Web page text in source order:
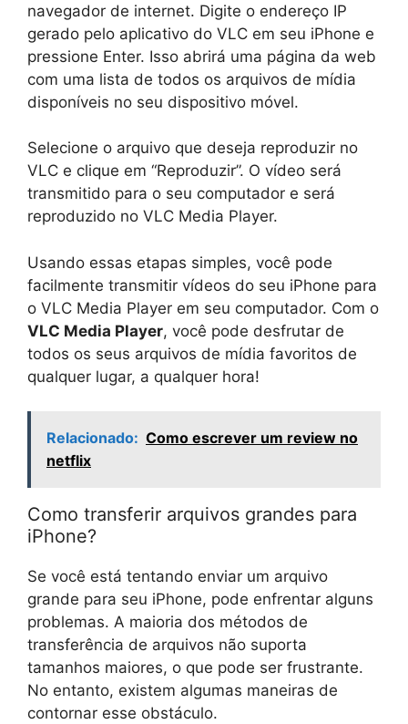
navegador de internet. Digite o endereço IP
gerado pelo aplicativo do VLC em seu iPhone e
pressione Enter. Isso abrirá uma página da web
com uma lista de todos os arquivos de mídia
disponíveis no seu dispositivo móvel.
Selecione o arquivo que deseja reproduzir no
VLC e clique em “Reproduzir”. O vídeo será
transmitido para o seu computador e será
reproduzido no VLC Media Player.
Usando essas etapas simples, você pode
facilmente transmitir vídeos do seu iPhone para
o VLC Media Player em seu computador. Com o
VLC Media Player, você pode desfrutar de
todos os seus arquivos de mídia favoritos de
qualquer lugar, a qualquer hora!
Relacionado: Como escrever um review no
netflix
Como transferir arquivos grandes para
iPhone?
Se você está tentando enviar um arquivo
grande para seu iPhone, pode enfrentar alguns
problemas. A maioria dos métodos de
transferência de arquivos não suporta
tamanhos maiores, o que pode ser frustrante.
No entanto, existem algumas maneiras de
contornar esse obstáculo.